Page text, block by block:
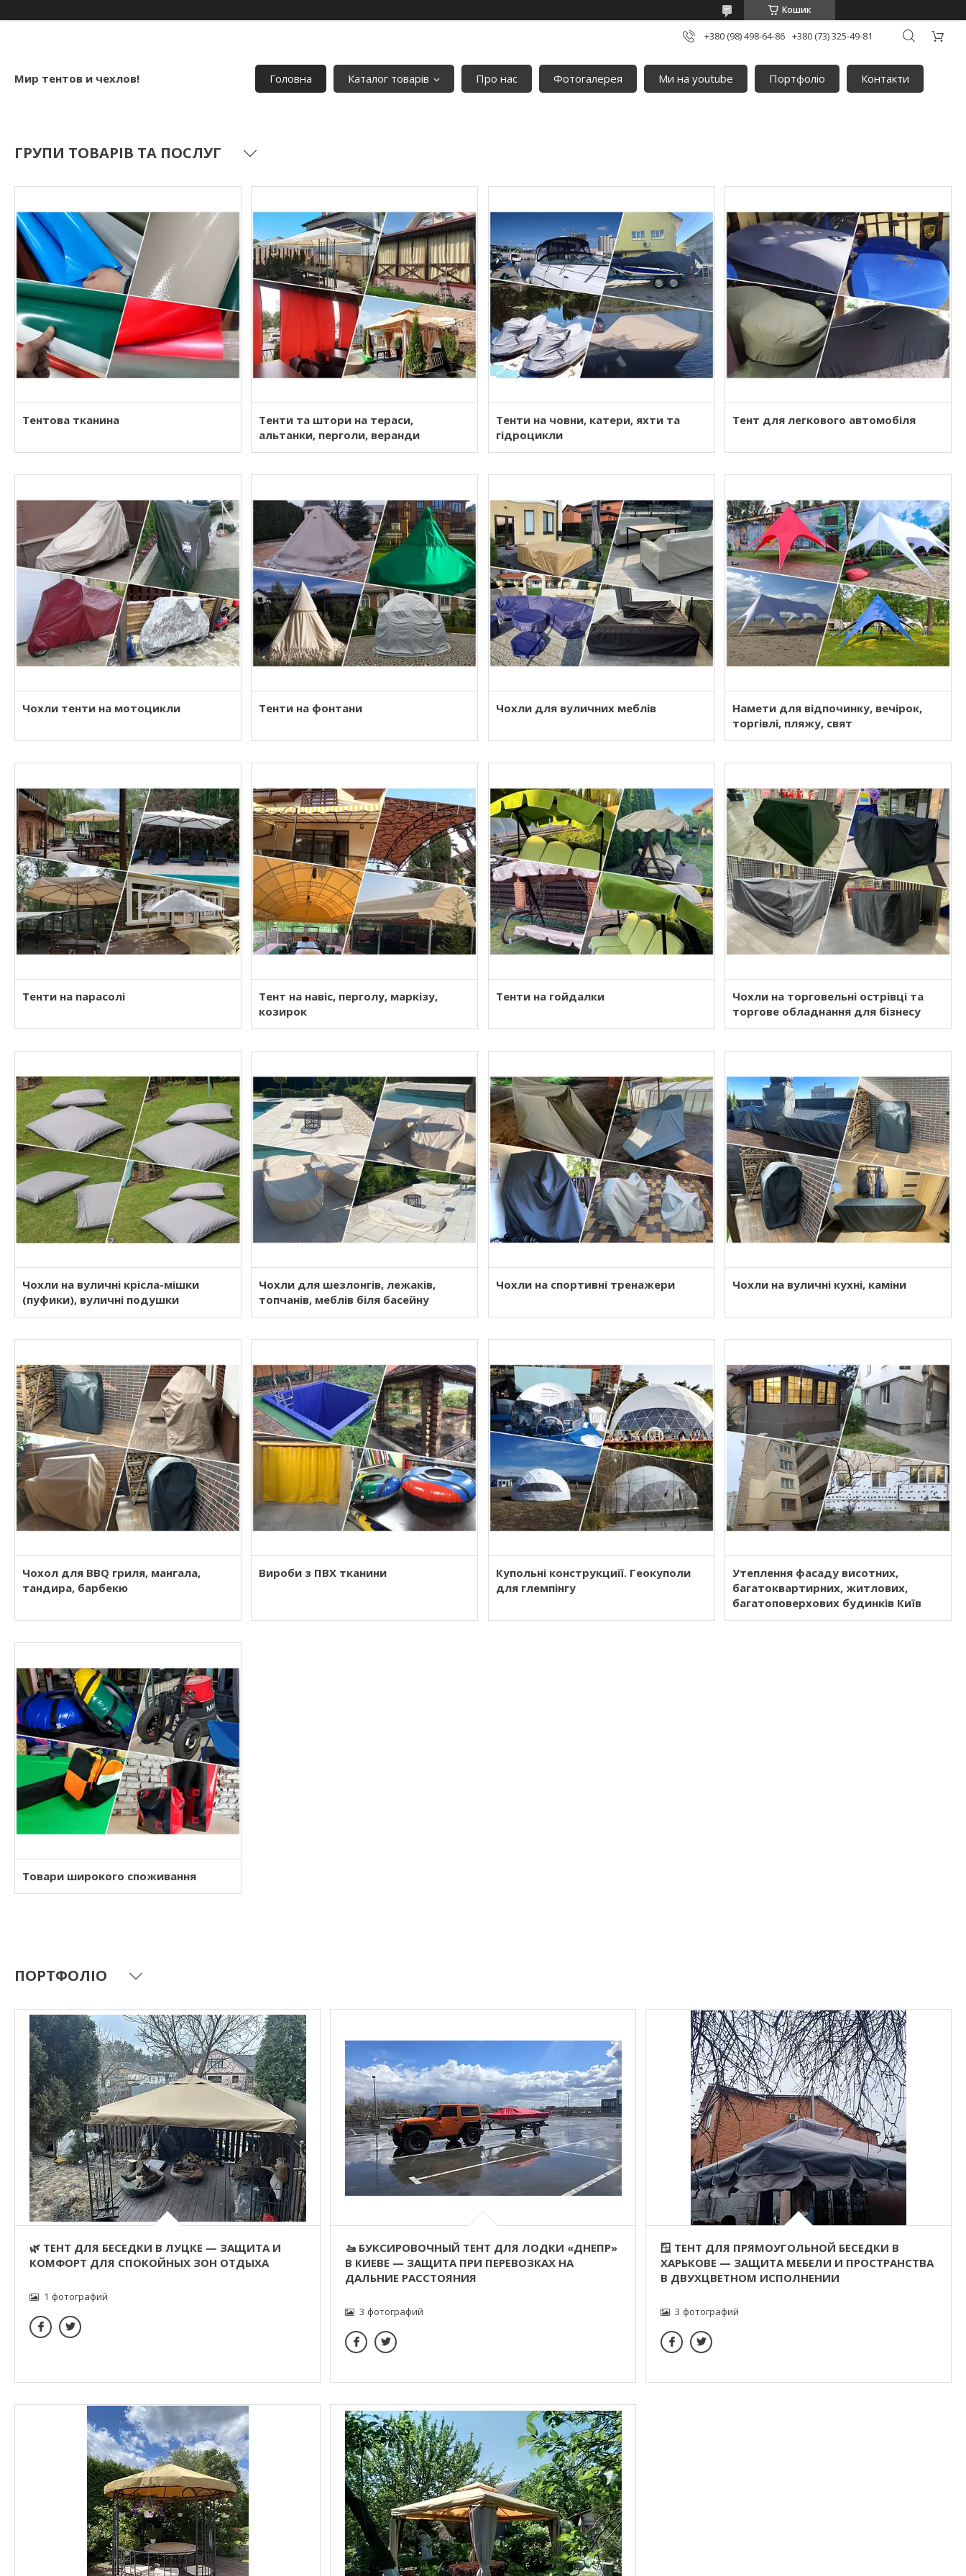
Кошик
+380 (98) 498-64-86 +380 (73) 325-49-81
Мир тентов и чехлов! Головна Каталог товарів Про нас Фотогалерея Ми на youtube Портфоліо Контакти
ГРУПИ ТОВАРІВ ТА ПОСЛУГ
Тентова тканина
Тенти та штори на тераси,
альтанки, перголи, веранди
Тенти на човни, катери, яхти та
гідроцикли
Тент для легкового автомобіля
Чохли тенти на мотоцикли Тенти на фонтани Чохли для вуличних меблів
Намети для відпочинку, вечірок,
торгівлі, пляжу, свят
Тенти на парасолі
Тент на навіс, перголу, маркізу,
козирок
Тенти на гойдалки
Чохли на торговельні острівці та
торгове обладнання для бізнесу
Чохли на вуличні крісла-мішки
(пуфики), вуличні подушки
Чохли для шезлонгів, лежаків,
топчанів, меблів біля басейну
Чохли на спортивні тренажери Чохли на вуличні кухні, каміни
Чохол для BBQ гриля, мангала,
тандира, барбекю
Вироби з ПВХ тканини
Купольні конструкциії. Геокуполи
для глемпінгу
Утеплення фасаду висотних,
багатоквартирних, житлових,
багатоповерхових будинків Київ
Товари широкого споживання
ПОРТФОЛІО
🌿 ТЕНТ ДЛЯ БЕСЕДКИ В ЛУЦКЕ — ЗАЩИТА И
КОМФОРТ ДЛЯ СПОКОЙНЫХ ЗОН ОТДЫХА
1
🚤 БУКСИРОВОЧНЫЙ ТЕНТ ДЛЯ ЛОДКИ «ДНЕПР»
В КИЕВЕ — ЗАЩИТА ПРИ ПЕРЕВОЗКАХ НА
ДАЛЬНИЕ РАССТОЯНИЯ
3
🪟 ТЕНТ ДЛЯ ПРЯМОУГОЛЬНОЙ БЕСЕДКИ В
ХАРЬКОВЕ — ЗАЩИТА МЕБЕЛИ И ПРОСТРАНСТВА
В ДВУХЦВЕТНОМ ИСПОЛНЕНИИ
3